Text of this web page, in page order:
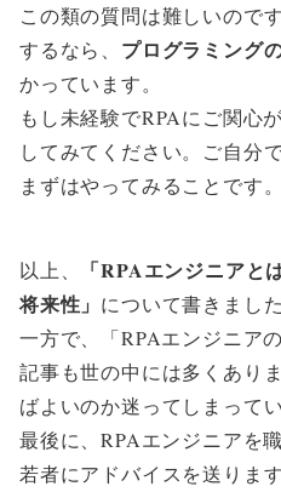
この類の質問は難しいので
するなら、 プログラミング
かっています。
もし未経験でRPAにご関心
してみてください。ご自分
まずはやってみることです。
以上、 「RPAエンジニアと
将来性」 について書きました
一方で、「RPAエンジニア
記事も世の中には多くあり
ばよいのか迷ってしまって
最後に、RPAエンジニアを
若者にアドバイスを送ります